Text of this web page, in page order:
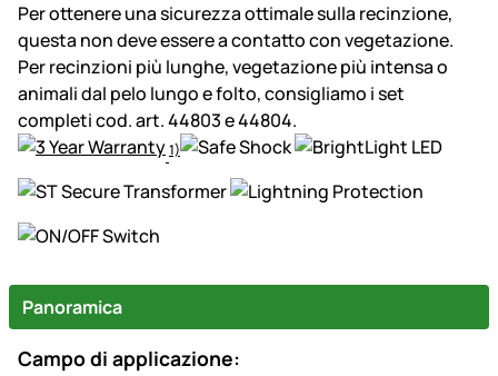
Per ottenere una sicurezza ottimale sulla recinzione,
questa non deve essere a contatto con vegetazione.
Per recinzioni più lunghe, vegetazione più intensa o
animali dal pelo lungo e folto, consigliamo i set
completi cod. art. 44803 e 44804.
1)
Panoramica
Campo di applicazione: